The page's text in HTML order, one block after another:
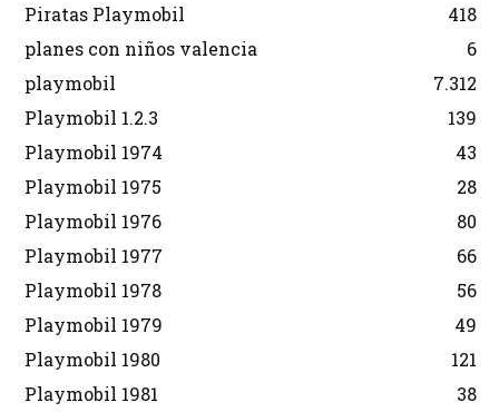
Piratas Playmobil
418
planes con niños valencia
6
playmobil
7.312
Playmobil 1.2.3
139
Playmobil 1974
43
Playmobil 1975
28
Playmobil 1976
80
Playmobil 1977
66
Playmobil 1978
56
Playmobil 1979
49
Playmobil 1980
121
Playmobil 1981
38